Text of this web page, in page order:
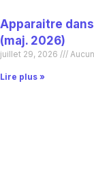
Apparaitre
(maj. 2026)
juillet 29, 2026
Lire plus »